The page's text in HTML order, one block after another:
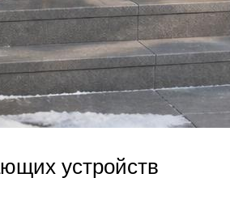
устройств